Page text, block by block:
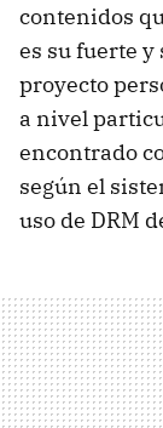
contenidos
es su fuerte y
proyecto
a nivel
encontrado
según el
uso de DRM